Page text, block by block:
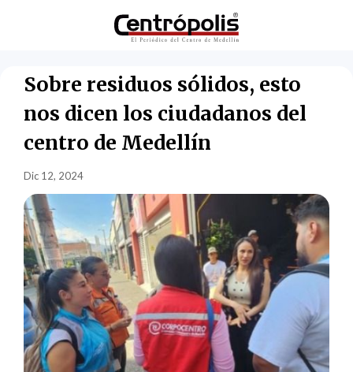
Sobre residuos sólidos, esto
nos dicen los ciudadanos del
centro de Medellín
Dic 12, 2024